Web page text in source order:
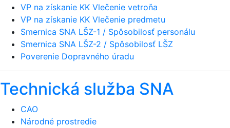
VP na získanie KK Vlečenie vetroňa
VP na získanie KK Vlečenie predmetu
Smernica SNA LŠZ-1 / Spôsobilosť personálu
Smernica SNA LŠZ-2 / Spôsobilosť LŠZ
Poverenie Dopravného úradu
Technická služba SNA
CAO
Národné prostredie